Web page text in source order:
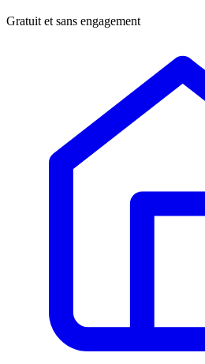
Gratuit et sans engagement